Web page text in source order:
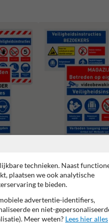
werkplaats
technieken. Naast
plaatsen we ook analytische
te bieden.
advertentie-identifiers,
en niet-
Meer weten? Lees hier alles